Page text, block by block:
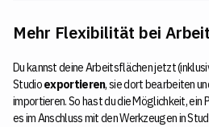
Mehr Flexibilität bei
Du kannst deine Arbeitsflächen jetzt
Studioexportieren, sie dort bearbeiten
importieren. So hast du die Möglichkeit, ein
es im Anschluss mit den Werkzeugen in